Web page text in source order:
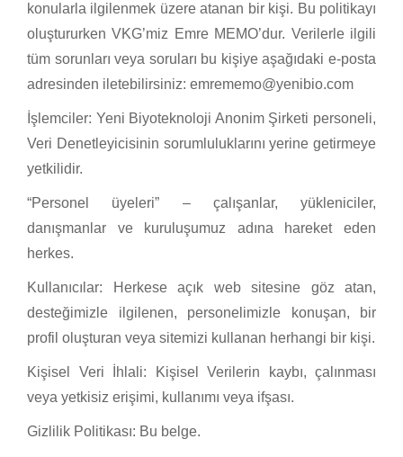
konularla ilgilenmek üzere atanan bir kişi. Bu politikayı
oluştururken VKG’miz Emre MEMO’dur. Verilerle ilgili
tüm sorunları veya soruları bu kişiye aşağıdaki e-posta
adresinden iletebilirsiniz: emrememo@yenibio.com
İşlemciler: Yeni Biyoteknoloji Anonim Şirketi personeli,
Veri Denetleyicisinin sorumluluklarını yerine getirmeye
yetkilidir.
“Personel üyeleri” – çalışanlar, yükleniciler,
danışmanlar ve kuruluşumuz adına hareket eden
herkes.
Kullanıcılar: Herkese açık web sitesine göz atan,
desteğimizle ilgilenen, personelimizle konuşan, bir
profil oluşturan veya sitemizi kullanan herhangi bir kişi.
Kişisel Veri İhlali: Kişisel Verilerin kaybı, çalınması
veya yetkisiz erişimi, kullanımı veya ifşası.
Gizlilik Politikası: Bu belge.